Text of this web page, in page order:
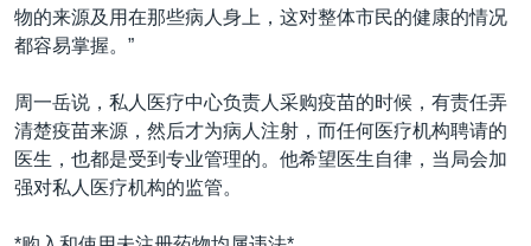
美国之音专访
重要讲话与声明
台海两岸关系
南中国海争端
关注西藏
其他语言网站
物的来源及用在那些病人身上，这对整体市民的健康的情况
都容易掌握。”
周一岳说，私人医疗中心负责人采购疫苗的时候，有责任弄
清楚疫苗来源，然后才为病人注射，而任何医疗机构聘请的
医生，也都是受到专业管理的。他希望医生自律，当局会加
强对私人医疗机构的监管。